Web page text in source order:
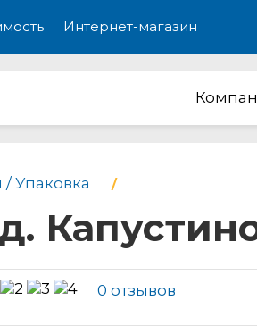
Интернет-магазин
Упаковка
0 отзывов